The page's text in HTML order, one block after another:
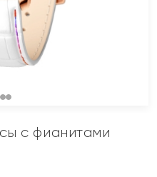
с фианитами